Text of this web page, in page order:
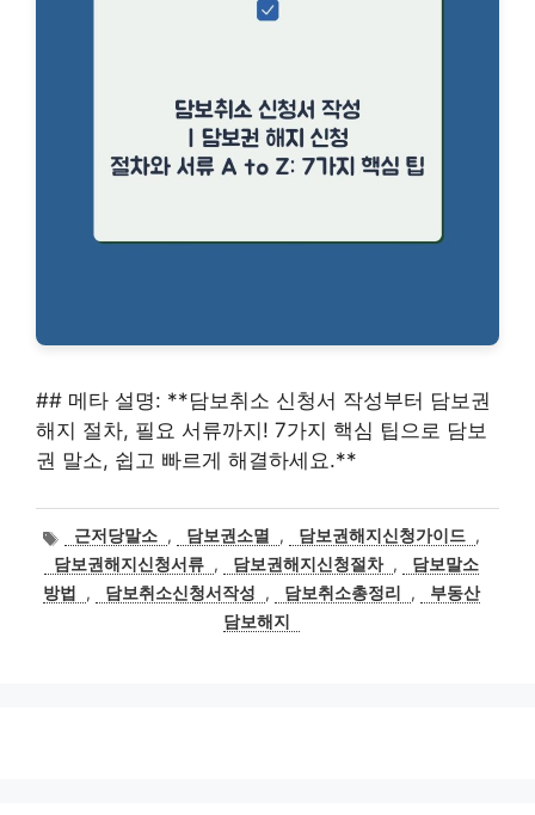
## 메타 설명: **담보취소 신청서 작성부터 담보권
해지 절차, 필요 서류까지! 7가지 핵심 팁으로 담보
권 말소, 쉽고 빠르게 해결하세요.**
태
그
근저당말소 , 담보권소멸 , 담보권해지신청가이드 ,
담보권해지신청서류 , 담보권해지신청절차 ,
담보말소
방법
, 담보취소신청서작성 , 담보취소총정리 ,
부동산
담보해지